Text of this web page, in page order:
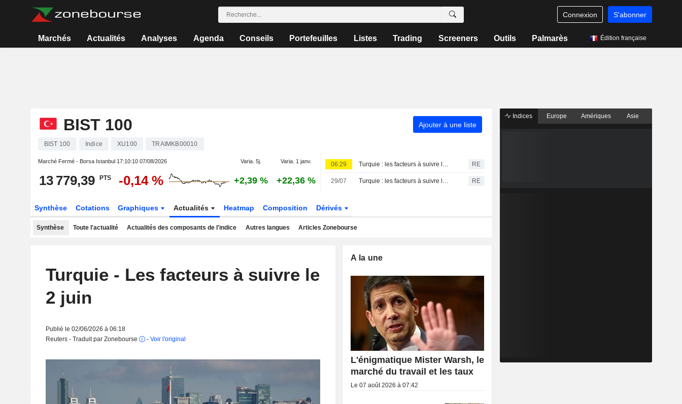
Connexion S'abonner
Marchés Actualités Analyses Agenda Conseils Portefeuilles Listes Trading Screeners Outils Palmarès Édition française
BIST 100 Ajouter à une liste
BIST 100 Indice XU100 TRAIMKB00010
Marché Fermé - Borsa Istanbul 17:10:10 07/08/2026 Varia. 5j. Varia. 1 janv.
13 779,39 PTS -0,14 % +2,39 % +22,36 %
06:29 Turquie : les facteurs à suivre le 7 août RE
29/07 Turquie : les facteurs à suivre le 29 juillet RE
Synthèse Cotations Graphiques Actualités Heatmap Composition Dérivés
Synthèse Toute l'actualité Actualités des composants de l'indice Autres langues Articles Zonebourse
Turquie - Les facteurs à suivre le
2 juin
Publié le 02/06/2026 à 06:18
Reuters - Traduit par Zonebourse
- Voir l'original
A la une
L'énigmatique Mister Warsh, le
marché du travail et les taux
Le 07 août 2026 à 07:42
Indices Europe Amériques Asie